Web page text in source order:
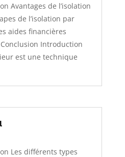
Avantages de l’isolation
de l’isolation par
aides financières
Introduction
est une technique
Les différents types